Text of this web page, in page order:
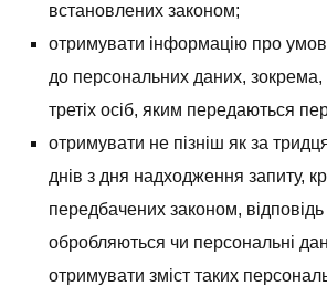
встановлених законом;
отримувати інформацію про
до персональних даних,
третіх осіб, яким передаються
отримувати не пізніш як за
днів з дня надходження запиту,
передбачених законом,
обробляються чи персональні
отримувати зміст таких